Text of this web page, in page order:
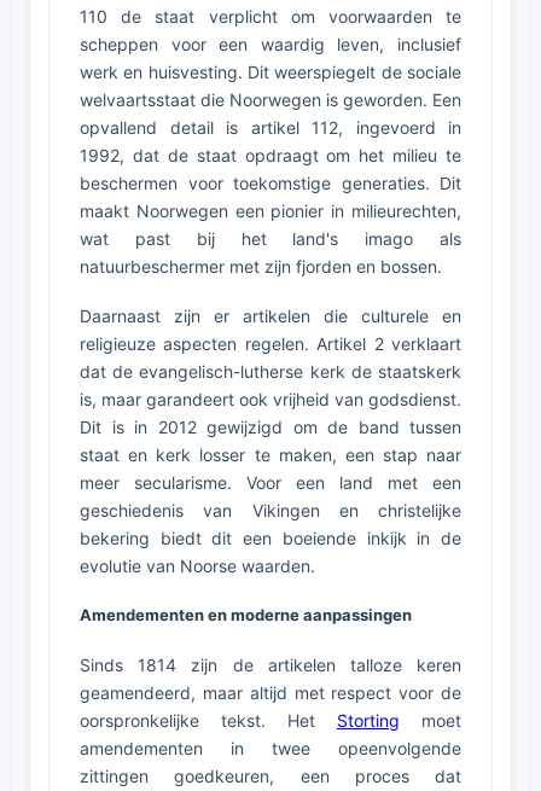
110 de staat verplicht om voorwaarden te
scheppen voor een waardig leven, inclusief
werk en huisvesting. Dit weerspiegelt de sociale
welvaartsstaat die Noorwegen is geworden. Een
opvallend detail is artikel 112, ingevoerd in
1992, dat de staat opdraagt om het milieu te
beschermen voor toekomstige generaties. Dit
maakt Noorwegen een pionier in milieurechten,
wat past bij het land's imago als
natuurbeschermer met zijn fjorden en bossen.
Daarnaast zijn er artikelen die culturele en
religieuze aspecten regelen. Artikel 2 verklaart
dat de evangelisch-lutherse kerk de staatskerk
is, maar garandeert ook vrijheid van godsdienst.
Dit is in 2012 gewijzigd om de band tussen
staat en kerk losser te maken, een stap naar
meer secularisme. Voor een land met een
geschiedenis van Vikingen en christelijke
bekering biedt dit een boeiende inkijk in de
evolutie van Noorse waarden.
Amendementen en moderne aanpassingen
Sinds 1814 zijn de artikelen talloze keren
geamendeerd, maar altijd met respect voor de
oorspronkelijke tekst. Het Storting moet
amendementen in twee opeenvolgende
zittingen goedkeuren, een proces dat